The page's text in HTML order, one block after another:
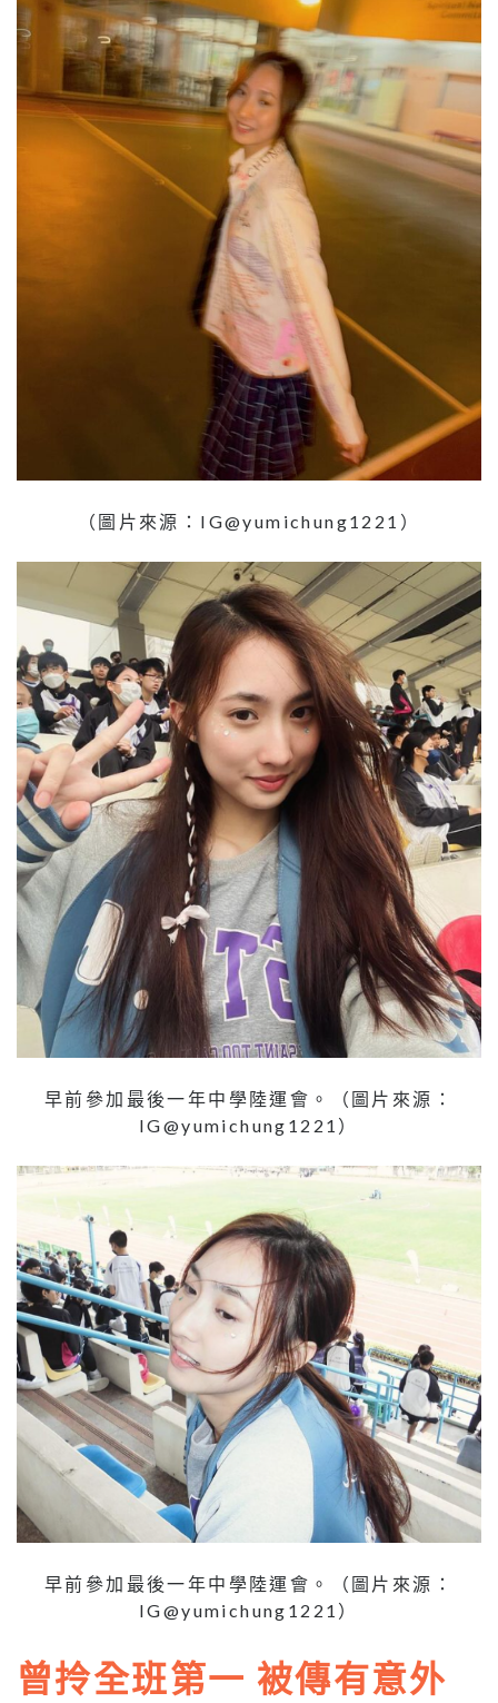
（圖片來源：IG@yumichung1221）
早前參加最後一年中學陸運會。（圖片來源：
IG@yumichung1221）
早前參加最後一年中學陸運會。（圖片來源：
IG@yumichung1221）
曾拎全班第一 被傳有意外